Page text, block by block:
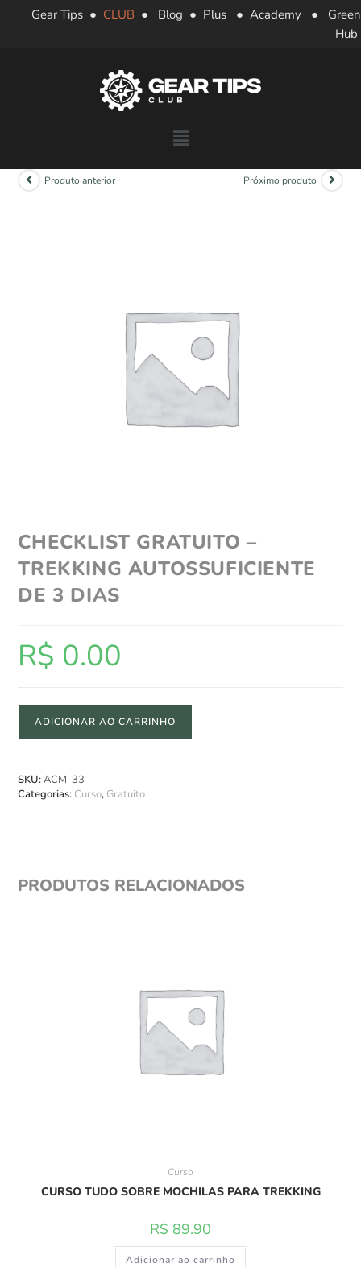
Gear Tips ● CLUB ● Blog ● Plus ● Academy ●
Green
Hub
Produto anterior Próximo produto
CHECKLIST GRATUITO –
TREKKING AUTOSSUFICIENTE
DE 3 DIAS
R$ 0.00
ADICIONAR AO CARRINHO
SKU:ACM-33
Categorias: Curso, Gratuito
PRODUTOS RELACIONADOS
Curso
CURSO TUDO SOBRE MOCHILAS PARA TREKKING
R$ 89.90
Adicionar ao carrinho